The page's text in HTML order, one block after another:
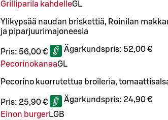
Grilliparila kahdelleGL
Ylikypsää naudan briskettiä, Roinilan
ja piparjuurimajoneesia
Pris: 56,00 € Ägarkundspris: 52,00 €
PecorinokanaaGL
Pecorino kuorrutettua broileria,
Pris: 25,90 € Ägarkundspris: 24,90 €
Einon burgerLGB